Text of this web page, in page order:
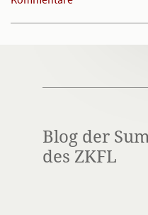
Blog der
des ZKFL